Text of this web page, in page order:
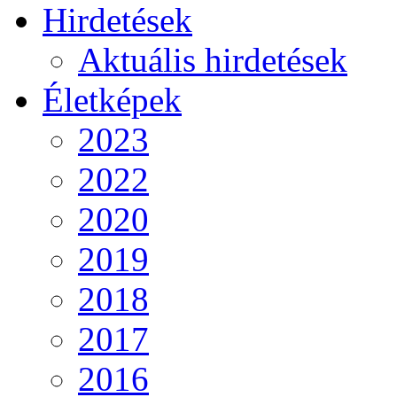
Hirdetések
Aktuális hirdetések
Életképek
2023
2022
2020
2019
2018
2017
2016